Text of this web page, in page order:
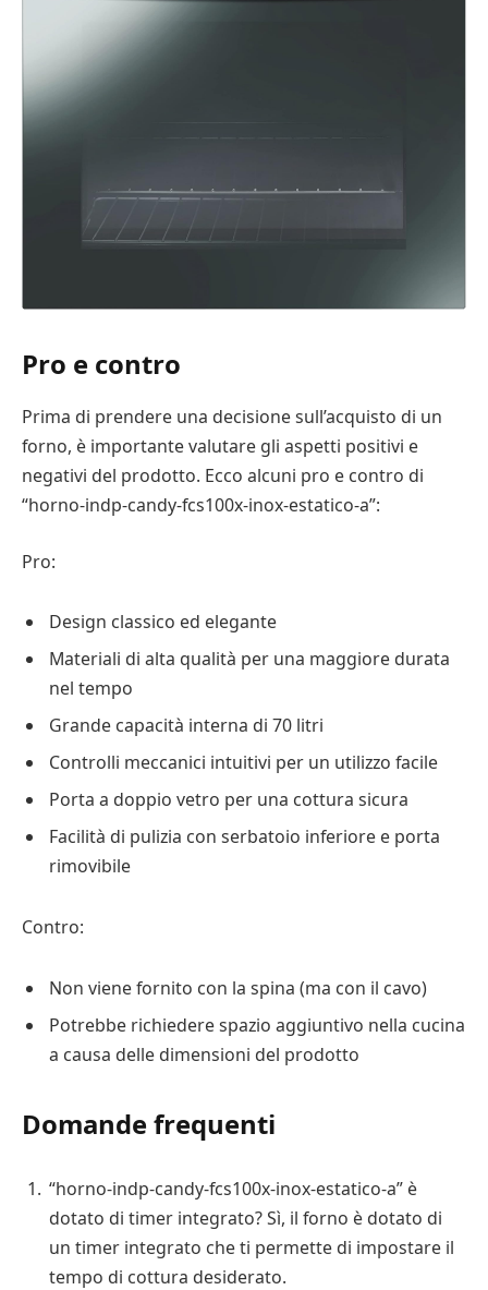
Pro e contro
Prima di prendere una decisione sull’acquisto di un
forno, è importante valutare gli aspetti positivi e
negativi del prodotto. Ecco alcuni pro e contro di
“horno-indp-candy-fcs100x-inox-estatico-a”:
Pro:
Design classico ed elegante
Materiali di alta qualità per una maggiore durata
nel tempo
Grande capacità interna di 70 litri
Controlli meccanici intuitivi per un utilizzo facile
Porta a doppio vetro per una cottura sicura
Facilità di pulizia con serbatoio inferiore e porta
rimovibile
Contro:
Non viene fornito con la spina (ma con il cavo)
Potrebbe richiedere spazio aggiuntivo nella cucina
a causa delle dimensioni del prodotto
Domande frequenti
“horno-indp-candy-fcs100x-inox-estatico-a” è
dotato di timer integrato? Sì, il forno è dotato di
un timer integrato che ti permette di impostare il
tempo di cottura desiderato.